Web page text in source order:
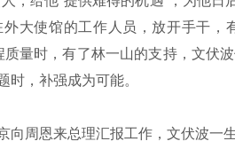
大使馆的工作人员，放开手干
量时，有了林一山的支持，文伏
，补强成为可能。
恩来总理汇报工作，文伏波一